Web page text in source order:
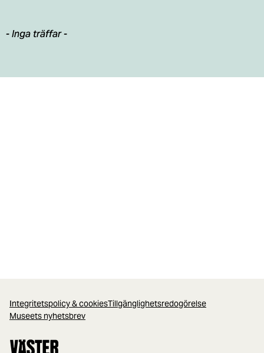
- Inga träffar -
Integritetspolicy & cookiesTillgänglighetsredogörelse
Museets nyhetsbrev